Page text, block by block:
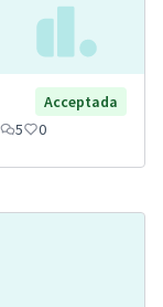
Acceptada
5 0